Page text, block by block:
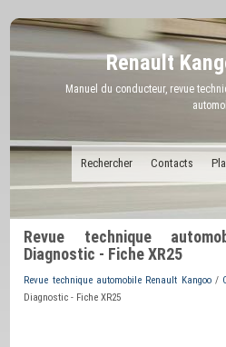
Renault
Manuel du conducteur, revue
Contacts
Rechercher
Revue technique
Diagnostic - Fiche XR25
Revue technique automobile Renault Kangoo/
Diagnostic - Fiche XR25